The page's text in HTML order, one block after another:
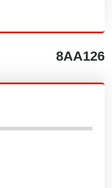
8AA126